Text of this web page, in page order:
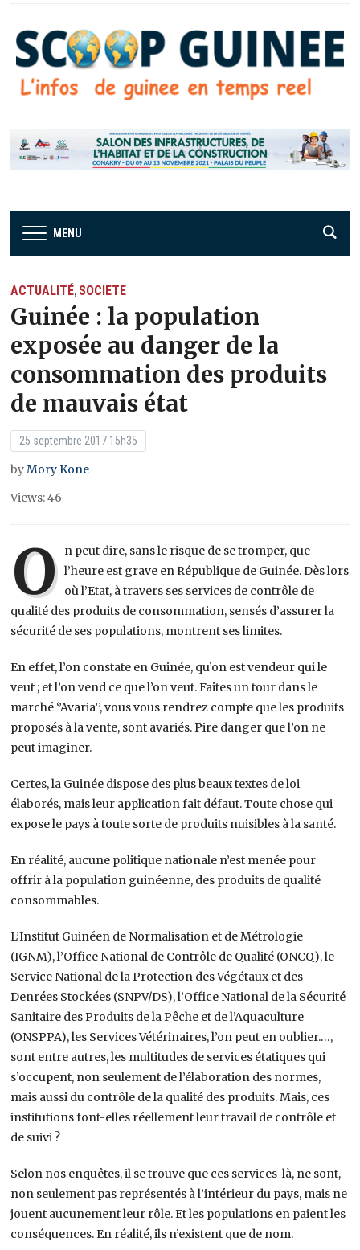
MENU
ACTUALITÉ, SOCIETE
Guinée : la population
exposée au danger de la
consommation des produits
de mauvais état
25 septembre 2017 15h35
byMory Kone
Views: 46
O n peut dire, sans le risque de se tromper, que
l’heure est grave en République de Guinée. Dès lors
où l’Etat, à travers ses services de contrôle de
qualité des produits de consommation, sensés d’assurer la
sécurité de ses populations, montrent ses limites.
En effet, l’on constate en Guinée, qu’on est vendeur qui le
veut ; et l’on vend ce que l’on veut. Faites un tour dans le
marché ‘’Avaria’’, vous vous rendrez compte que les produits
proposés à la vente, sont avariés. Pire danger que l’on ne
peut imaginer.
Certes, la Guinée dispose des plus beaux textes de loi
élaborés, mais leur application fait défaut. Toute chose qui
expose le pays à toute sorte de produits nuisibles à la santé.
En réalité, aucune politique nationale n’est menée pour
offrir à la population guinéenne, des produits de qualité
consommables.
L’Institut Guinéen de Normalisation et de Métrologie
(IGNM), l’Office National de Contrôle de Qualité (ONCQ), le
Service National de la Protection des Végétaux et des
Denrées Stockées (SNPV/DS), l’Office National de la Sécurité
Sanitaire des Produits de la Pêche et de l’Aquaculture
(ONSPPA), les Services Vétérinaires, l’on peut en oublier.…,
sont entre autres, les multitudes de services étatiques qui
s’occupent, non seulement de l’élaboration des normes,
mais aussi du contrôle de la qualité des produits. Mais, ces
institutions font-elles réellement leur travail de contrôle et
de suivi ?
Selon nos enquêtes, il se trouve que ces services-là, ne sont,
non seulement pas représentés à l’intérieur du pays, mais ne
jouent aucunement leur rôle. Et les populations en paient les
conséquences. En réalité, ils n’existent que de nom.